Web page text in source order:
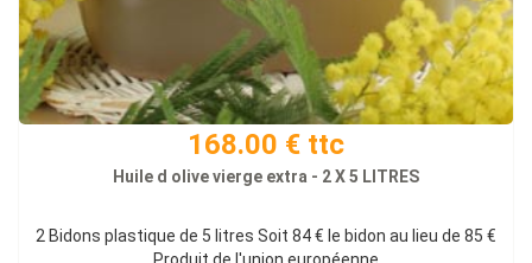
168.00 € ttc
Huile d olive vierge extra - 2 X 5 LITRES
2 Bidons plastique de 5 litres Soit 84 € le bidon au lieu de 85 €
Produit de l'union européenne